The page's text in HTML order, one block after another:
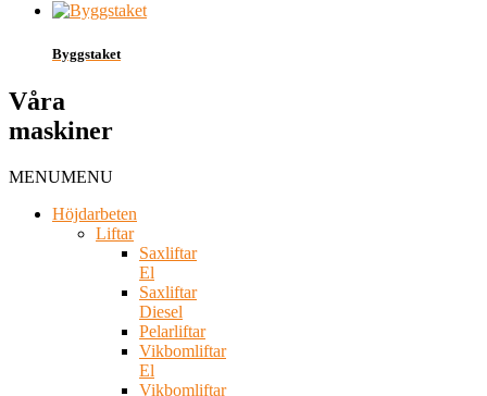
Byggstaket
Våra
maskiner
MENUMENU
Höjdarbeten
Liftar
Saxliftar
El
Saxliftar
Diesel
Pelarliftar
Vikbomliftar
El
Vikbomliftar